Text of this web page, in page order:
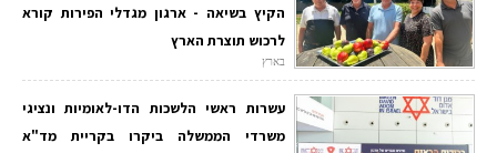
הקיץ בשיאה - ארגון מגדלי הפירות קורא
לרכוש תוצרת הארץ
בארץ
עשרות ראשי הלשכות הדו-לאומיות ונציגי
משרדי הממשלה ביקרו בקריית מד"א